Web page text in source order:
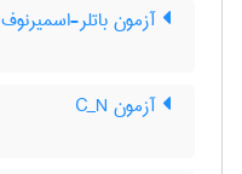
آزمون باتلر-اسمیرنوف
آزمون C‌_‌N